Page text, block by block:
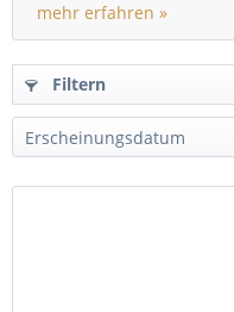
mehr erfahren »
Filtern